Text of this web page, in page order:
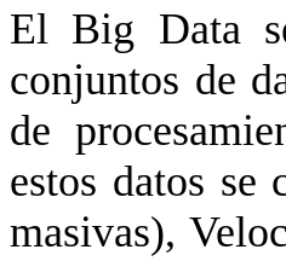
El Big Data
conjuntos de
de
estos datos se
masivas),